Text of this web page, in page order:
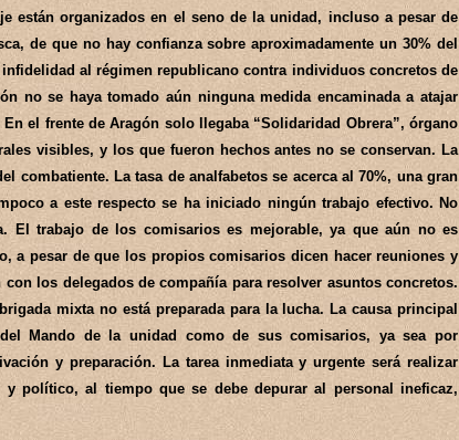
están organizados en el seno de la unidad, incluso a pesar de
de que no hay confianza sobre aproximadamente un 30% del
al régimen republicano contra individuos concretos de
no se haya tomado aún ninguna medida encaminada a atajar
el frente de Aragón solo llegaba “Solidaridad Obrera”, órgano
visibles, y los que fueron hechos antes no se conservan. La
combatiente. La tasa de analfabetos se acerca al 70%, una gran
a este respecto se ha iniciado ningún trabajo efectivo. No
El trabajo de los comisarios es mejorable, ya que aún no es
a pesar de que los propios comisarios dicen hacer reuniones y
los delegados de compañía para resolver asuntos concretos.
mixta no está preparada para la lucha. La causa principal
Mando de la unidad como de sus comisarios, ya sea por
y preparación. La tarea inmediata y urgente será realizar
político, al tiempo que se debe depurar al personal ineficaz,